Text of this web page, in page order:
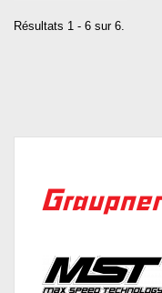
Résultats 1 - 6 sur 6.